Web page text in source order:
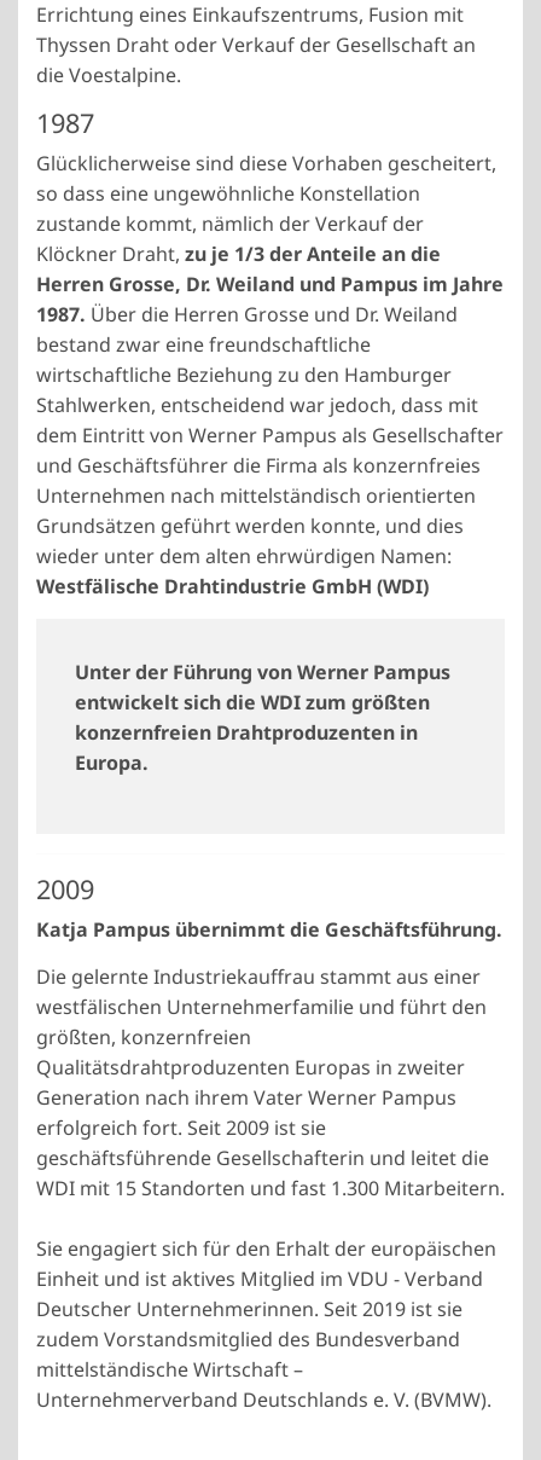
Errichtung eines Einkaufszentrums, Fusion mit
Thyssen Draht oder Verkauf der Gesellschaft an
die Voestalpine.
1987
Glücklicherweise sind diese Vorhaben gescheitert,
so dass eine ungewöhnliche Konstellation
zustande kommt, nämlich der Verkauf der
Klöckner Draht, zu je 1/3 der Anteile an die
Herren Grosse, Dr. Weiland und Pampus im Jahre
1987. Über die Herren Grosse und Dr. Weiland
bestand zwar eine freundschaftliche
wirtschaftliche Beziehung zu den Hamburger
Stahlwerken, entscheidend war jedoch, dass mit
dem Eintritt von Werner Pampus als Gesellschafter
und Geschäftsführer die Firma als konzernfreies
Unternehmen nach mittelständisch orientierten
Grundsätzen geführt werden konnte, und dies
wieder unter dem alten ehrwürdigen Namen:
Westfälische Drahtindustrie GmbH (WDI)
Unter der Führung von Werner Pampus
entwickelt sich die WDI zum größten
konzernfreien Drahtproduzenten in
Europa.
2009
Katja Pampus übernimmt die Geschäftsführung.
Die gelernte Industriekauffrau stammt aus einer
westfälischen Unternehmerfamilie und führt den
größten, konzernfreien
Qualitätsdrahtproduzenten Europas in zweiter
Generation nach ihrem Vater Werner Pampus
erfolgreich fort. Seit 2009 ist sie
geschäftsführende Gesellschafterin und leitet die
WDI mit 15 Standorten und fast 1.300 Mitarbeitern.
Sie engagiert sich für den Erhalt der europäischen
Einheit und ist aktives Mitglied im VDU - Verband
Deutscher Unternehmerinnen. Seit 2019 ist sie
zudem Vorstandsmitglied des Bundesverband
mittelständische Wirtschaft –
Unternehmerverband Deutschlands e. V. (BVMW).